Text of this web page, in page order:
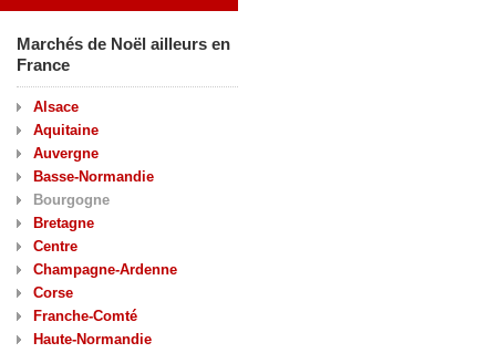
Marchés de Noël ailleurs en
France
Alsace
Aquitaine
Auvergne
Basse-Normandie
Bourgogne
Bretagne
Centre
Champagne-Ardenne
Corse
Franche-Comté
Haute-Normandie